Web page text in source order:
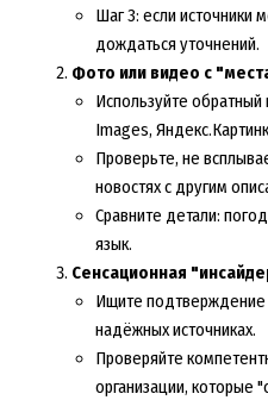
Шаг 3: если источники
дождаться уточнений.
Фото или видео с
Используйте
Images,
Проверьте, не
новостях с другим
Сравните детали:
язык.
Сенсационная
Ищите подтверждение
надёжных источниках.
Проверяйте
организации, которые